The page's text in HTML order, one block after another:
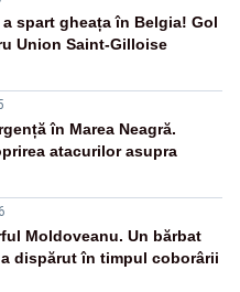
a spart gheața în Belgia! Gol
Union Saint-Gilloise
în Marea Neagră.
atacurilor asupra
Moldoveanu. Un bărbat
dispărut în timpul coborârii